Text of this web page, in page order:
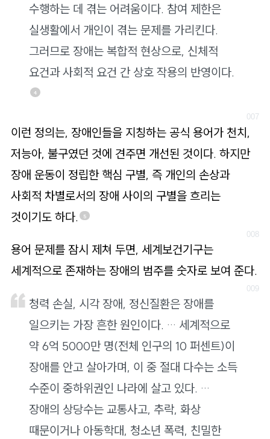
수행하는 데 겪는 어려움이다. 참여 제한은
실생활에서 개인이 겪는 문제를 가리킨다.
그러므로 장애는 복합적 현상으로, 신체적
요건과 사회적 요건 간 상호 작용의 반영이다.
4
이런 정의는, 장애인들을 지칭하는 공식 용어가 천치,
저능아, 불구였던 것에 견주면 개선된 것이다. 하지만
장애 운동이 정립한 핵심 구별, 즉 개인의 손상과
사회적 차별로서의 장애 사이의 구별을 흐리는
것이기도 하다.
5
용어 문제를 잠시 제쳐 두면, 세계보건기구는
세계적으로 존재하는 장애의 범주를 숫자로 보여 준다.
청력 손실, 시각 장애, 정신질환은 장애를
일으키는 가장 흔한 원인이다. … 세계적으로
약 6억 5000만 명(전체 인구의 10 퍼센트)이
장애를 안고 살아가며, 이 중 절대 다수는 소득
수준이 중하위권인 나라에 살고 있다. …
장애의 상당수는 교통사고, 추락, 화상
때문이거나 아동학대, 청소년 폭력, 친밀한